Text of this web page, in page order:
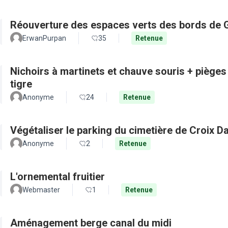
Réouverture des espaces verts des bords de
ErwanPurpan 35 Retenue
Nichoirs à martinets et chauve souris +
tigre
Anonyme 24 Retenue
Végétaliser le parking du cimetière de Croix
Anonyme 2 Retenue
L'ornemental fruitier
Webmaster 1 Retenue
Aménagement berge canal du midi